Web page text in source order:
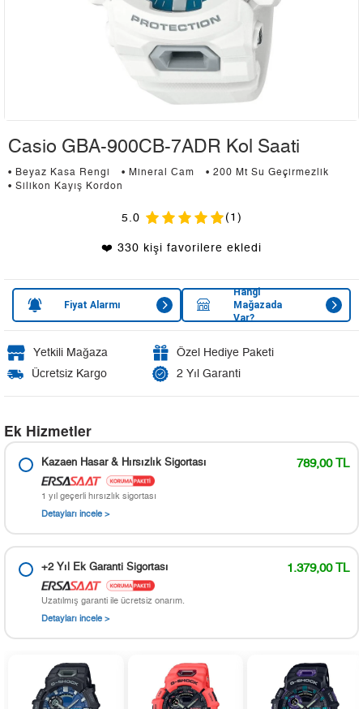
Casio GBA-900CB-7ADR Kol Saati
• Beyaz Kasa Rengi • Mineral Cam
• 200 Mt Su Geçirmezlik
• Silikon Kayış Kordon
5.0 (1)
❤️ 330 kişi favorilere ekledi
Fiyat Alarmı
Hangi
Mağazada
Var?
Yetkili Mağaza
Özel Hediye Paketi
Ücretsiz Kargo
2 Yıl Garanti
Ek Hizmetler
Kazaen Hasar & Hırsızlık Sigortası 789,00 TL
1 yıl geçerli hırsızlık sigortası
Detayları incele >
+2 Yıl Ek Garanti Sigortası 1.379,00 TL
Uzatılmış garanti ile ücretsiz onarım.
Detayları incele >